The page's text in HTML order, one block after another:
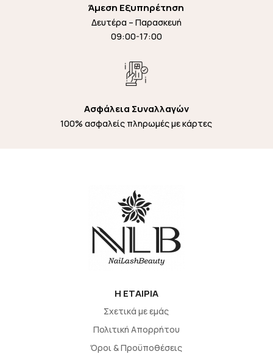
Άμεση Εξυπηρέτηση
Δευτέρα – Παρασκευή
09:00-17:00
Ασφάλεια Συναλλαγών
100% ασφαλείς πληρωμές με κάρτες
H EΤΑΙΡΙΑ
Σχετικά με εμάς
Πολιτική Απορρήτου
Όροι & Προϋποθέσεις